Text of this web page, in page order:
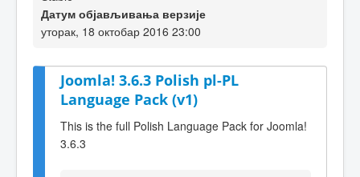
Датум објављивања верзије
уторак, 18 октобар 2016 23:00
Joomla! 3.6.3 Polish pl-PL
Language Pack (v1)
This is the full Polish Language Pack for Joomla!
3.6.3